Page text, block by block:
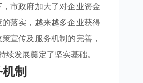
市政府加大了对企业资金
落实，越来越多企业获得
宣传及服务机制的完善，
发展奠定了坚实基础。
制